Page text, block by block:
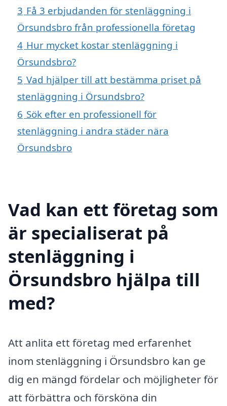
3 Få 3 erbjudanden för stenläggning i
Örsundsbro från professionella företag
4 Hur mycket kostar stenläggning i
Örsundsbro?
5 Vad hjälper till att bestämma priset på
stenläggning i Örsundsbro?
6 Sök efter en professionell för
stenläggning i andra städer nära
Örsundsbro
Vad kan ett företag som
är specialiserat på
stenläggning i
Örsundsbro hjälpa till
med?
Att anlita ett företag med erfarenhet
inom stenläggning i Örsundsbro kan ge
dig en mängd fördelar och möjligheter för
att förbättra och försköna din